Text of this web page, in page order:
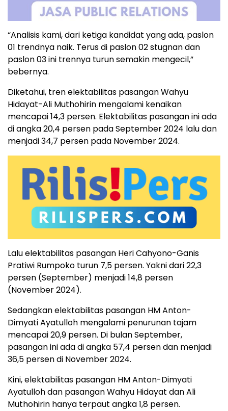
“Analisis kami, dari ketiga kandidat yang ada, paslon
01 trendnya naik. Terus di paslon 02 stugnan dan
paslon 03 ini trennya turun semakin mengecil,”
bebernya.
Diketahui, tren elektabilitas pasangan Wahyu
Hidayat-Ali Muthohirin mengalami kenaikan
mencapai 14,3 persen. Elektabilitas pasangan ini ada
di angka 20,4 persen pada September 2024 lalu dan
menjadi 34,7 persen pada November 2024.
Lalu elektabilitas pasangan Heri Cahyono-Ganis
Pratiwi Rumpoko turun 7,5 persen. Yakni dari 22,3
persen (September) menjadi 14,8 persen
(November 2024).
Sedangkan elektabilitas pasangan HM Anton-
Dimyati Ayatulloh mengalami penurunan tajam
mencapai 20,9 persen. Di bulan September,
pasangan ini ada di angka 57,4 persen dan menjadi
36,5 persen di November 2024.
Kini, elektabilitas pasangan HM Anton-Dimyati
Ayatulloh dan pasangan Wahyu Hidayat dan Ali
Muthohirin hanya terpaut angka 1,8 persen.